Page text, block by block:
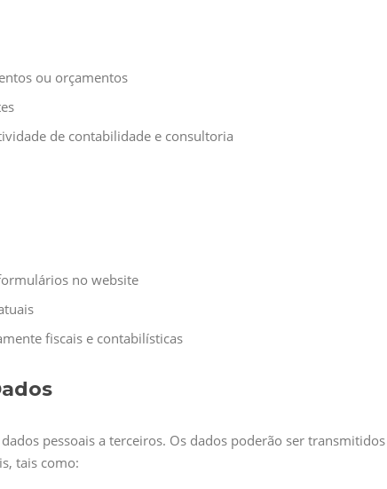
ou orçamentos
de contabilidade e consultoria
no website
fiscais e contabilísticas
dados pessoais a terceiros. Os dados poderão ser
tais como: